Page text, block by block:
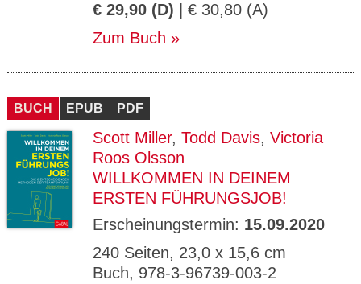
€ 29,90 (D) | € 30,80 (A)
Zum Buch
BUCH EPUB PDF
Scott Miller, Todd Davis, Victoria
Roos Olsson
WILLKOMMEN IN DEINEM
ERSTEN FÜHRUNGSJOB!
Erscheinungstermin: 15.09.2020
240 Seiten, 23,0 x 15,6 cm
Buch, 978-3-96739-003-2